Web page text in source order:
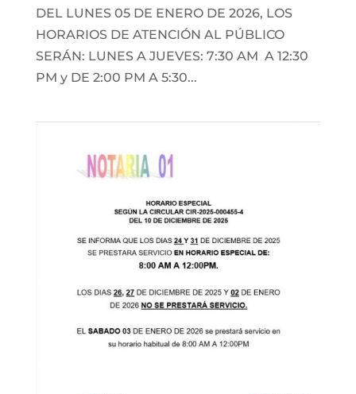
DEL LUNES 05 DE ENERO DE 2026, LOS
HORARIOS DE ATENCIÓN AL PÚBLICO
SERÁN: LUNES A JUEVES: 7:30 AM A 12:30
PM y DE 2:00 PM A 5:30...